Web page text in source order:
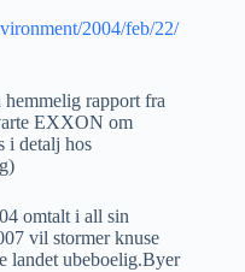
2004/feb/22/
hemmelig rapport fra
EXXON om
i detalj hos
omtalt i all sin
vil stormer knuse
landet ubeboelig.Byer